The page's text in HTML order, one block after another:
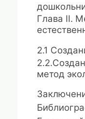
Глава II.
2.1
2.2
метод